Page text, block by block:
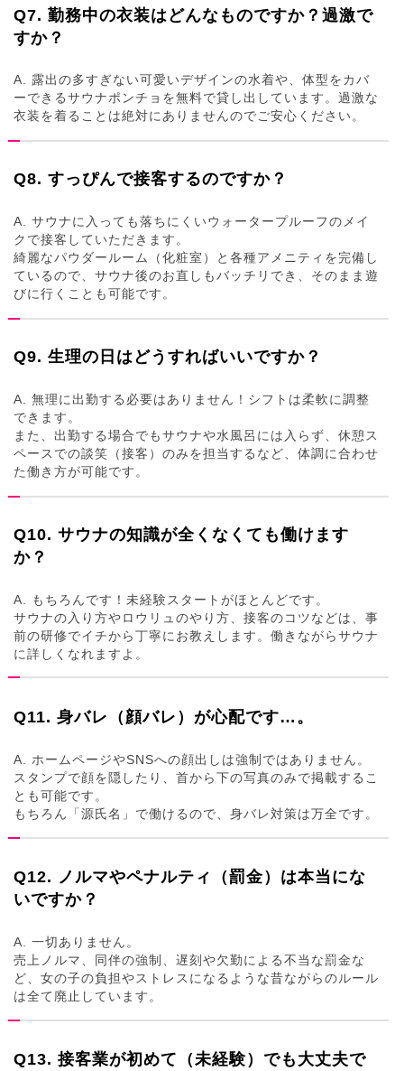
Q7. 勤務中の衣装はどんなものですか？過激で
すか？
A. 露出の多すぎない可愛いデザインの水着や、体型をカバ
ーできるサウナポンチョを無料で貸し出しています。過激な
衣装を着ることは絶対にありませんのでご安心ください。
Q8. すっぴんで接客するのですか？
A. サウナに入っても落ちにくいウォータープルーフのメイ
クで接客していただきます。
綺麗なパウダールーム（化粧室）と各種アメニティを完備し
ているので、サウナ後のお直しもバッチリでき、そのまま遊
びに行くことも可能です。
Q9. 生理の日はどうすればいいですか？
A. 無理に出勤する必要はありません！シフトは柔軟に調整
できます。
また、出勤する場合でもサウナや水風呂には入らず、休憩ス
ペースでの談笑（接客）のみを担当するなど、体調に合わせ
た働き方が可能です。
Q10. サウナの知識が全くなくても働けます
か？
A. もちろんです！未経験スタートがほとんどです。
サウナの入り方やロウリュのやり方、接客のコツなどは、事
前の研修でイチから丁寧にお教えします。働きながらサウナ
に詳しくなれますよ。
Q11. 身バレ（顔バレ）が心配です…。
A. ホームページやSNSへの顔出しは強制ではありません。
スタンプで顔を隠したり、首から下の写真のみで掲載するこ
とも可能です。
もちろん「源氏名」で働けるので、身バレ対策は万全です。
Q12. ノルマやペナルティ（罰金）は本当にな
いですか？
A. 一切ありません。
売上ノルマ、同伴の強制、遅刻や欠勤による不当な罰金な
ど、女の子の負担やストレスになるような昔ながらのルール
は全て廃止しています。
Q13. 接客業が初めて（未経験）でも大丈夫で